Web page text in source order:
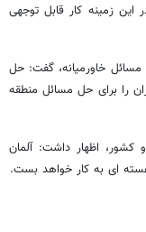
زمینه کار قابل توجهی
مسائل خاورمیانه، گفت: حل
را برای حل مسائل منطقه
کشور، اظهار داشت: آلمان
ای به کار خواهد بست.